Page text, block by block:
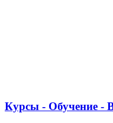
Курсы - Обучение -